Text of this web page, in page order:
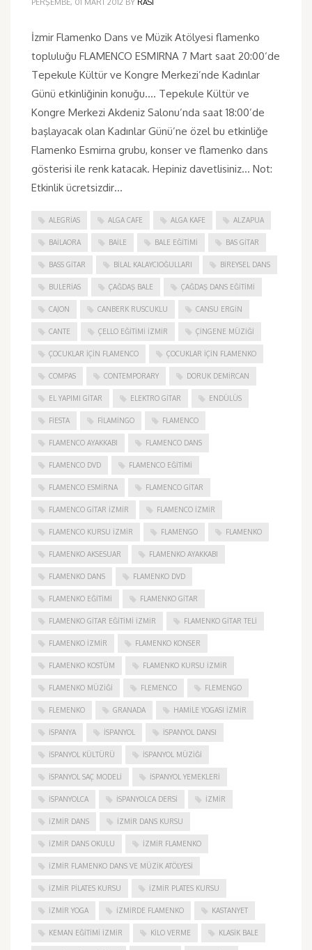
PERŞEMBE, 01 MART 2012 BY RASI
İzmir Flamenko Dans ve Müzik Atölyesi flamenko
topluluğu FLAMENCO ESMIRNA 7 Mart saat 20:00‘de
Tepekule Kültür ve Kongre Merkezi’nde Kadınlar
Günü etkinliğinin konuğu…. Tepekule Kültür ve
Kongre Merkezi Akdeniz Salonu’nda saat 18:00’de
başlayacak olan Kadınlar Günü’ne özel bu etkinliğe
Flamenko Esmirna grubu, konser ve flamenko dans
gösterisi ile renk katacak. Hepiniz davetlisiniz… Not:
Etkinlik ücretsizdir…
ALEGRIAS ALGA CAFE ALGA KAFE ALZAPUA
BAILAORA BAILE BALE EĞITIMI BAS GITAR
BASS GITAR BILAL KALAYCIOĞULLARI BIREYSEL DANS
BULERIAS ÇAĞDAŞ BALE ÇAĞDAŞ DANS EĞITIMI
CAJON CANBERK RUSCUKLU CANSU ERGIN
CANTE ÇELLO EĞITIMI İZMIR ÇINGENE MÜZIĞI
ÇOCUKLAR IÇIN FLAMENCO ÇOCUKLAR IÇIN FLAMENKO
COMPAS CONTEMPORARY DORUK DEMIRCAN
EL YAPIMI GITAR ELEKTRO GITAR ENDÜLÜS
FIESTA FILAMINGO FLAMENCO
FLAMENCO AYAKKABI FLAMENCO DANS
FLAMENCO DVD FLAMENCO EĞITIMI
FLAMENCO ESMIRNA FLAMENCO GITAR
FLAMENCO GITAR İZMIR FLAMENCO IZMIR
FLAMENCO KURSU İZMIR FLAMENGO FLAMENKO
FLAMENKO AKSESUAR FLAMENKO AYAKKABI
FLAMENKO DANS FLAMENKO DVD
FLAMENKO EĞITIMI FLAMENKO GITAR
FLAMENKO GITAR EĞITIMI İZMIR FLAMENKO GITAR TELI
FLAMENKO IZMIR FLAMENKO KONSER
FLAMENKO KOSTÜM FLAMENKO KURSU İZMIR
FLAMENKO MÜZIĞI FLEMENCO FLEMENGO
FLEMENKO GRANADA HAMILE YOGASI İZMIR
ISPANYA İSPANYOL İSPANYOL DANSI
İSPANYOL KÜLTÜRÜ İSPANYOL MÜZIĞI
İSPANYOL SAÇ MODELI İSPANYOL YEMEKLERI
İSPANYOLCA İSPANYOLCA DERSI IZMIR
IZMIR DANS IZMIR DANS KURSU
IZMIR DANS OKULU IZMIR FLAMENKO
İZMIR FLAMENKO DANS VE MÜZIK ATÖLYESI
İZMIR PILATES KURSU İZMIR PLATES KURSU
İZMIR YOGA IZMIRDE FLAMENKO KASTANYET
KEMAN EĞITIMI İZMIR KILO VERME KLASIK BALE